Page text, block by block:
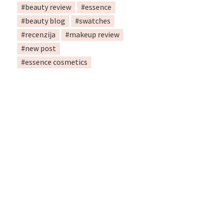
#beauty review
#essence
#beauty blog
#swatches
#recenzija
#makeup review
#new post
#essence cosmetics